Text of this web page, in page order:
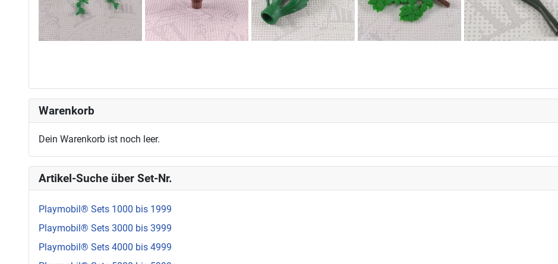
Warenkorb
Dein Warenkorb ist noch leer.
Artikel-Suche über Set-Nr.
Playmobil® Sets 1000 bis 1999
Playmobil® Sets 3000 bis 3999
Playmobil® Sets 4000 bis 4999